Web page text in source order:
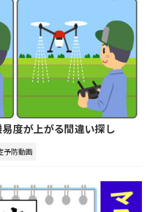
易度が上がる間違い探し
予防動画